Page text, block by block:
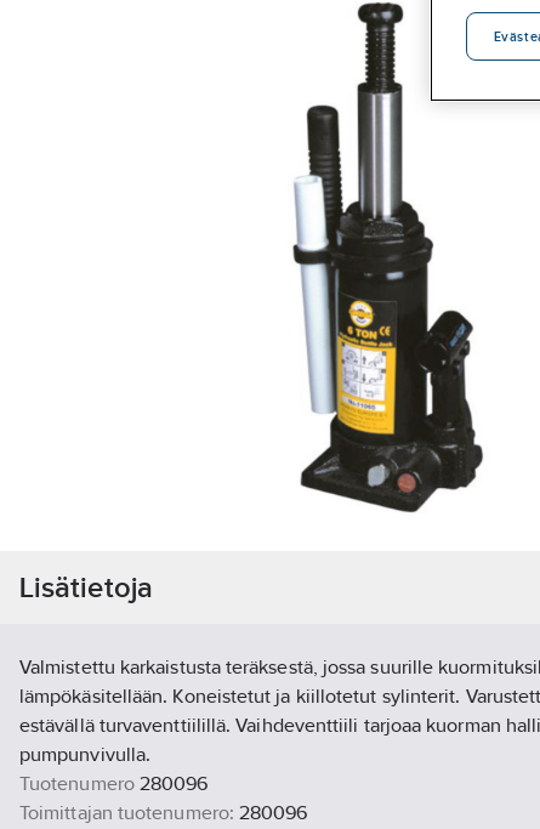
Lisätietoja
Valmistettu karkaistusta teräksestä, jossa suurille
lämpökäsitellään. Koneistetut ja kiillotetut sylinterit.
estävällä turvaventtiilillä. Vaihdeventtiili tarjoaa kuorman
pumpunvivulla.
Tuotenumero 280096
Toimittajan tuotenumero: 280096